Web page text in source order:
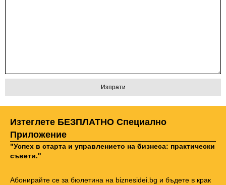
Изтеглете БЕЗПЛАТНО Специално
Приложение
"Успех в старта и управлението на бизнеса: практически
съвети."
Абонирайте се за бюлетина на biznesidei.bg и бъдете в крак